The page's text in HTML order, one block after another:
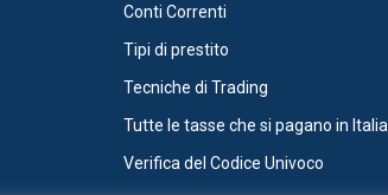
Conti Correnti
Tipi di prestito
Tecniche di Trading
Tutte le tasse che si pagano in Italia
Verifica del Codice Univoco